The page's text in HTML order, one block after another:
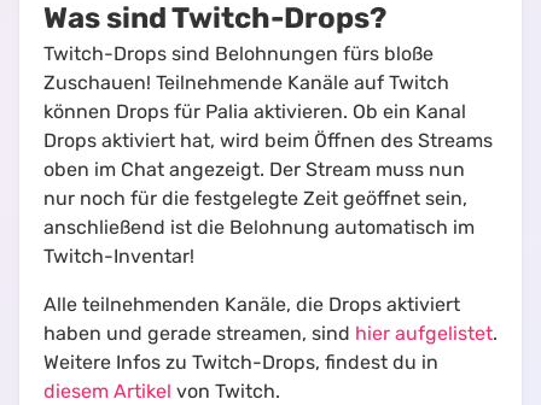
Was sind Twitch-Drops?
Twitch-Drops sind Belohnungen fürs bloße
Zuschauen! Teilnehmende Kanäle auf Twitch
können Drops für Palia aktivieren. Ob ein Kanal
Drops aktiviert hat, wird beim Öffnen des Streams
oben im Chat angezeigt. Der Stream muss nun
nur noch für die festgelegte Zeit geöffnet sein,
anschließend ist die Belohnung automatisch im
Twitch-Inventar!
Alle teilnehmenden Kanäle, die Drops aktiviert
haben und gerade streamen, sind hier aufgelistet.
Weitere Infos zu Twitch-Drops, findest du in
diesem Artikel von Twitch.